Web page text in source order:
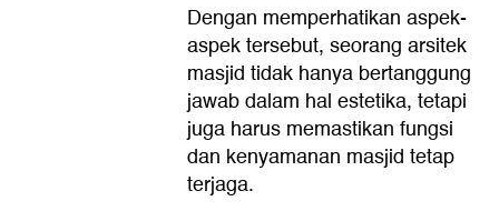
Dengan memperhatikan aspek-
aspek tersebut, seorang arsitek
masjid tidak hanya bertanggung
jawab dalam hal estetika, tetapi
juga harus memastikan fungsi
dan kenyamanan masjid tetap
terjaga.